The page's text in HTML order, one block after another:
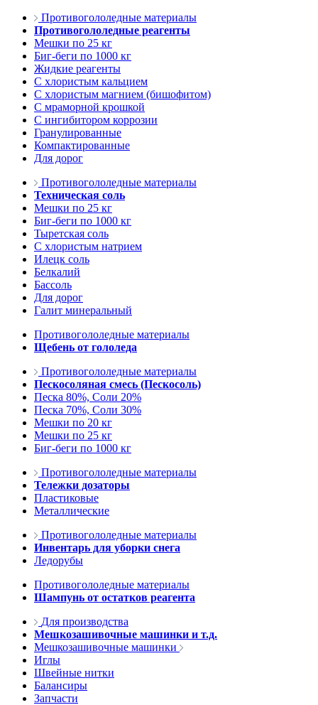
Противогололедные материалы
Противогололедные реагенты
Мешки по 25 кг
Биг-беги по 1000 кг
Жидкие реагенты
С хлористым кальцием
С хлористым магнием (бишофитом)
С мраморной крошкой
С ингибитором коррозии
Гранулированные
Компактированные
Для дорог
Противогололедные материалы
Техническая соль
Мешки по 25 кг
Биг-беги по 1000 кг
Тыретская соль
С хлористым натрием
Илецк соль
Белкалий
Бассоль
Для дорог
Галит минеральный
Противогололедные материалы
Щебень от гололеда
Противогололедные материалы
Пескосоляная смесь (Пескосоль)
Песка 80%, Соли 20%
Песка 70%, Соли 30%
Мешки по 20 кг
Мешки по 25 кг
Биг-беги по 1000 кг
Противогололедные материалы
Тележки дозаторы
Пластиковые
Металлические
Противогололедные материалы
Инвентарь для уборки снега
Ледорубы
Противогололедные материалы
Шампунь от остатков реагента
Для производства
Мешкозашивочные машинки и т.д.
Мешкозашивочные машинки
Иглы
Швейные нитки
Балансиры
Запчасти